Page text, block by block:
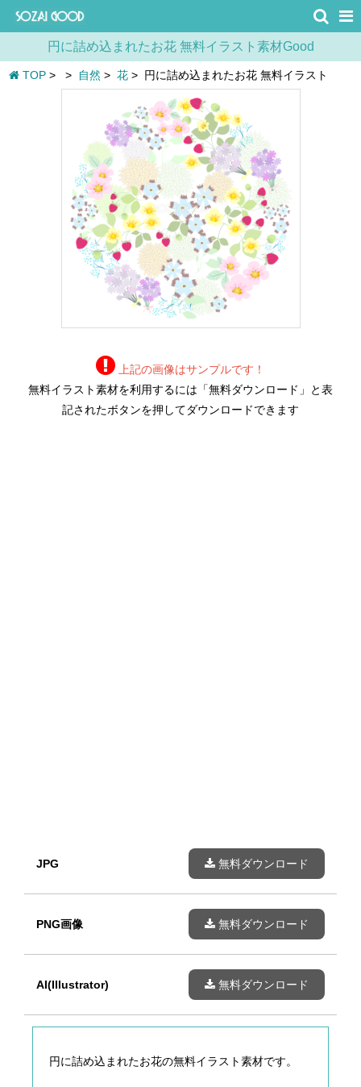
円に詰め込まれたお花 無料イラスト素材Good
TOP > > 自然 > 花 > 円に詰め込まれたお花 無料イラスト
上記の画像はサンプルです！
無料イラスト素材を利用するには「無料ダウンロード」と表
記されたボタンを押してダウンロードできます
JPG 無料ダウンロード
PNG画像 無料ダウンロード
AI(Illustrator) 無料ダウンロード
円に詰め込まれたお花の無料イラスト素材です。